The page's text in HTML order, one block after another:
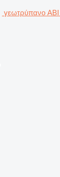
γεωτρύπανο